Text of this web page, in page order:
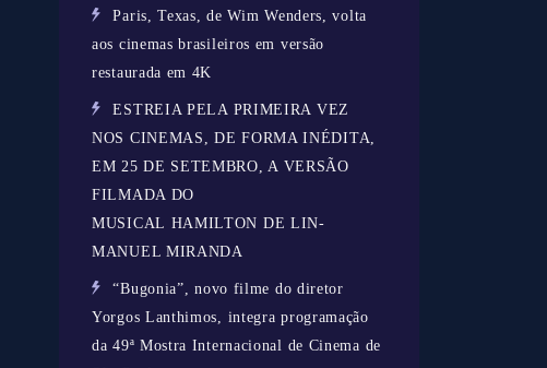
Paris, Texas, de Wim Wenders, volta
aos cinemas brasileiros em versão
restaurada em 4K
ESTREIA PELA PRIMEIRA VEZ
NOS CINEMAS, DE FORMA INÉDITA,
EM 25 DE SETEMBRO, A VERSÃO
FILMADA DO
MUSICAL HAMILTON DE LIN-
MANUEL MIRANDA
“Bugonia”, novo filme do diretor
Yorgos Lanthimos, integra programação
da 49ª Mostra Internacional de Cinema de